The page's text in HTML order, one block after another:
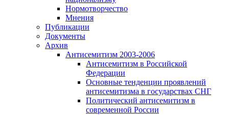
Нормотворчество
Мнения
Публикации
Документы
Архив
Антисемитизм 2003-2006
Антисемитизм в Российской
Федерации
Основные тенденции проявлений
антисемитизма в государствах СНГ
Политический антисемитизм в
современной России